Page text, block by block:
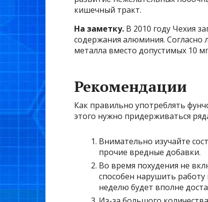
кишечный тракт.
На заметку. В 2010 году Чехия
содержания алюминия. Согласно
металла вместо допустимых 10
Рекомендации
Как правильно употреблять
этого нужно придерживаться
Внимательно изучайте
прочие вредные добавки.
Во время похудения не
способен нарушить
неделю будет вполне